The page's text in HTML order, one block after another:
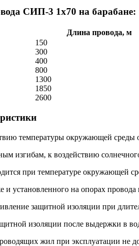
СИП-3 1х70 на барабане:
Длина провода, м
150
300
400
800
1300
1850
2600
температуры окружающей среды
изгибам, к воздействию
при температуре окружающей
и установленного на опорах
защитной изоляции при
изоляции после выдержки в
жил при эксплуатации не